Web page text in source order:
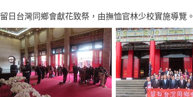
留日台灣同鄉會獻花致祭，由撫恤官林少校實施導覽。